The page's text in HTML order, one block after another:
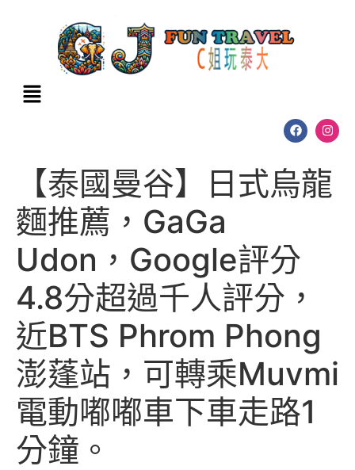
【泰國曼谷】日式烏龍
麵推薦，GaGa
Udon，Google評分
4.8分超過千人評分，
近BTS Phrom Phong
澎蓬站，可轉乘Muvmi
電動嘟嘟車下車走路1
分鐘。